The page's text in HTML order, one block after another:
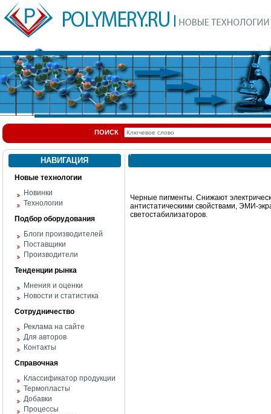
ПОИСК
НАВИГАЦИЯ
Новые технологии
Новинки
Технологии
Подбор оборудования
Блоги производителей
Поставщики
Производители
Тенденции рынка
Мнения и оценки
Новости и статистика
Сотрудничество
Реклама на сайте
Для авторов
Контакты
Справочная
Классификатор продукции
Термопласты
Добавки
Процессы
Черные пигменты. Снижают
антистатическими свойствами, ЭМИ-
светостабилизаторов.